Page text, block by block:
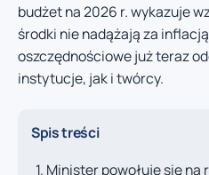
budżet na 2026 r. wykazuje
środki nie nadążają za
oszczędnościowe już teraz
instytucje, jak i twórcy.
Spis treści
Minister powołuje się na